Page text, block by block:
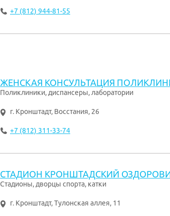
+7 (812) 944-81-55
ЖЕНСКАЯ КОНСУЛЬТАЦИЯ
Поликлиники, диспансеры, лаборатории
г. Кронштадт, Восстания, 26
+7 (812) 311-33-74
СТАДИОН КРОНШТАДСКИЙ
Стадионы, дворцы спорта, катки
г. Кронштадт,Тулонская аллея, 11